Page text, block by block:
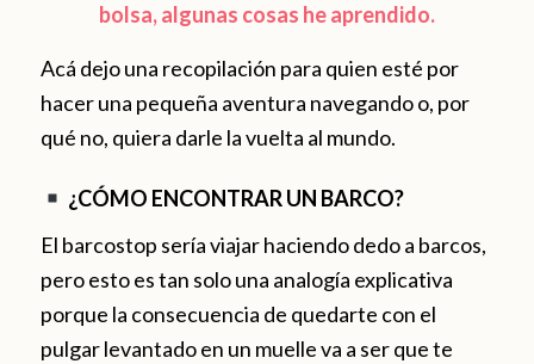
bolsa, algunas cosas he aprendido.
Acá dejo una recopilación para quien esté por
hacer una pequeña aventura navegando o, por
qué no, quiera darle la vuelta al mundo.
¿CÓMO ENCONTRAR UN BARCO?
El barcostop sería viajar haciendo dedo a barcos,
pero esto es tan solo una analogía explicativa
porque la consecuencia de quedarte con el
pulgar levantado en un muelle va a ser que te